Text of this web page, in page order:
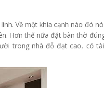
Về một khía cạnh nào đó
Hơn thế nữa đặt bàn thờ
trong nhà đỗ đạt cao, có